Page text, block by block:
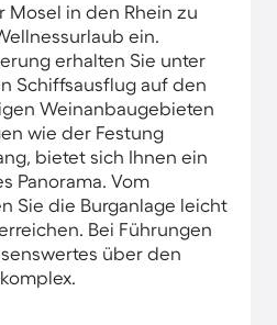
in den Rhein zu
ein.
erhalten Sie unter
Schiffsausflug auf den
Weinanbaugebieten
wie der Festung
bietet sich Ihnen ein
Panorama. Vom
Sie die Burganlage leicht
Bei Führungen
über den